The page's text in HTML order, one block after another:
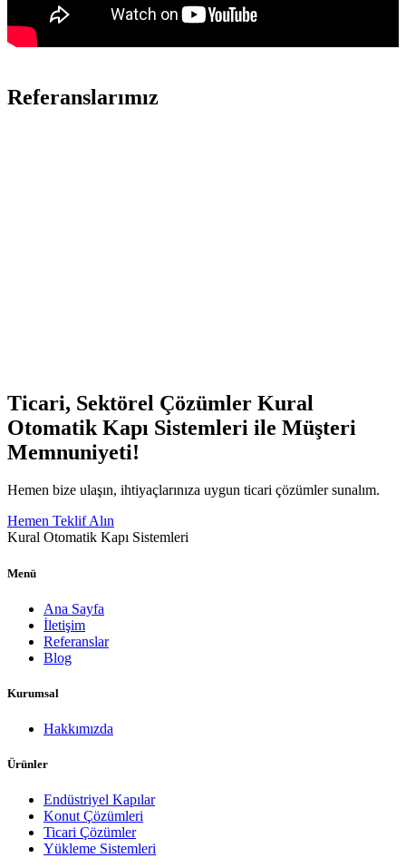
Referanslarımız
Ticari, Sektörel Çözümler Kural
Otomatik Kapı Sistemleri ile Müşteri
Memnuniyeti!
Hemen bize ulaşın, ihtiyaçlarınıza uygun ticari çözümler sunalım.
Hemen Teklif Alın
Kural Otomatik Kapı Sistemleri
Menü
Ana Sayfa
İletişim
Referanslar
Blog
Kurumsal
Hakkımızda
Ürünler
Endüstriyel Kapılar
Konut Çözümleri
Ticari Çözümler
Yükleme Sistemleri